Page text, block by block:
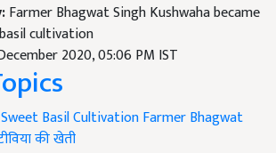
Farmer Bhagwat Singh Kushwaha became
cultivation
2020, 05:06 PM IST
Sweet Basil CultivationFarmer Bhagwat
की खेती